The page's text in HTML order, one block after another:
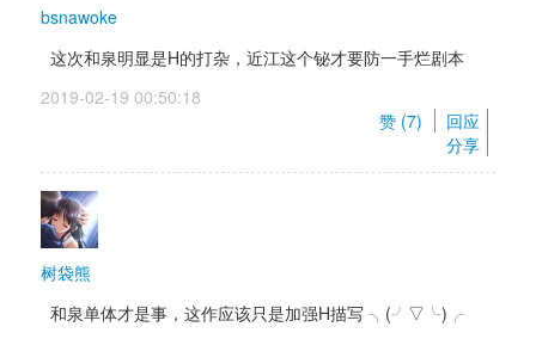
bsnawoke
这次和泉明显是H的打杂，近江这个铋才要防一手烂剧本
2019-02-19 00:50:18
赞 (7)
回应
分享
树袋熊
和泉单体才是事，这作应该只是加强H描写 ╮(╯▽╰)╭